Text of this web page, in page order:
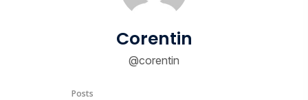
Corentin
@corentin
Posts